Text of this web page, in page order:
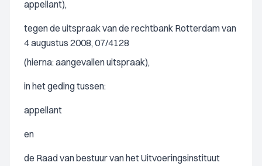
appellant),
tegen de uitspraak van de rechtbank Rotterdam van
4 augustus 2008, 07/4128
(hierna: aangevallen uitspraak),
in het geding tussen:
appellant
en
de Raad van bestuur van het Uitvoeringsinstituut